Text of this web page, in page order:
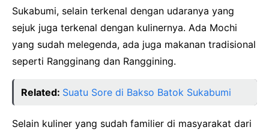
Sukabumi, selain terkenal dengan udaranya yang
sejuk juga terkenal dengan kulinernya. Ada Mochi
yang sudah melegenda, ada juga makanan tradisional
seperti Rangginang dan Ranggining.
Related: Suatu Sore di Bakso Batok Sukabumi
Selain kuliner yang sudah familier di masyarakat dari